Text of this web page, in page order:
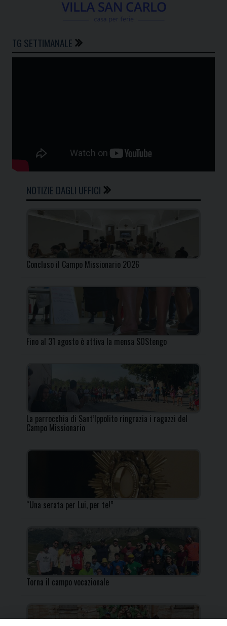
TG SETTIMANALE
NOTIZIE DAGLI UFFICI
Concluso il Campo Missionario 2026
Fino al 31 agosto è attiva la mensa SOStengo
La parrocchia di Sant’Ippolito ringrazia i ragazzi del
Campo Missionario
“Una serata per Lui, per te!”
Torna il campo vocazionale